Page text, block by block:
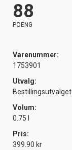
88
POENG
Varenummer:
1753901
Utvalg:
Bestillingsutvalget
Volum:
0.75 l
Pris:
399.90 kr